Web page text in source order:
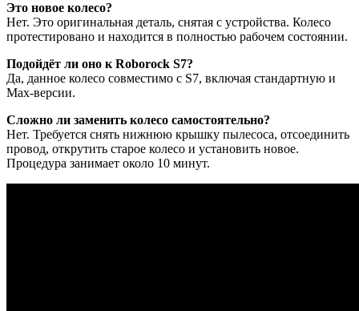
Это новое колесо?
Нет. Это оригинальная деталь, снятая с устройства. Колесо
протестировано и находится в полностью рабочем состоянии.
Подойдёт ли оно к Roborock S7?
Да, данное колесо совместимо с S7, включая стандартную и
Max-версии.
Сложно ли заменить колесо самостоятельно?
Нет. Требуется снять нижнюю крышку пылесоса, отсоединить
провод, открутить старое колесо и установить новое.
Процедура занимает около 10 минут.